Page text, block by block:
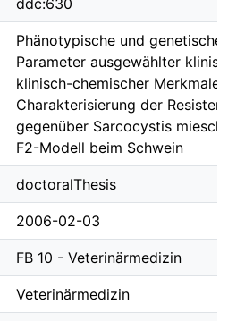
ddc:630
Phänotypische und genetische
Parameter ausgewählter
klinisch-chemischer Merkmale
Charakterisierung der
gegenüber Sarcocystis
F2-Modell beim Schwein
doctoralThesis
2006-02-03
FB 10 - Veterinärmedizin
Veterinärmedizin